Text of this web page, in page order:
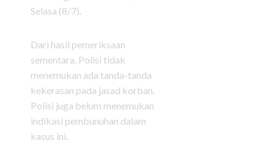
Selasa (8/7).
Dari hasil pemeriksaan
sementara, Polisi tidak
menemukan ada tanda-tanda
kekerasan pada jasad korban.
Polisi juga belum menemukan
indikasi pembunuhan dalam
kasus ini.